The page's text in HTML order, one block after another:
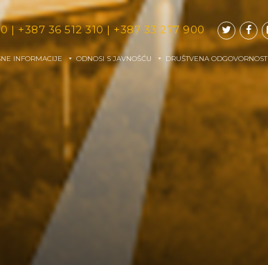
| +387 36 512 310| +387 33 277 900
INFORMACIJE ODNOSI S JAVNOŠĆU DRUŠTVENA ODGOVORNOST